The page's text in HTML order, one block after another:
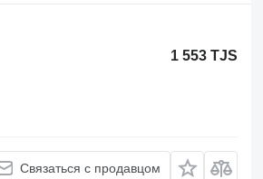
1 553 TJS
Связаться с продавцом